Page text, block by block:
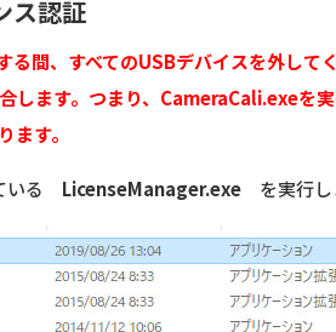
ス認証
る間、すべてのUSBデバイスを外し
します。つまり、CameraCali.exeを
ます。
いる LicenseManager.exe を実行し